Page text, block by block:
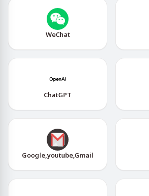
WeChat
ChatGPT
Google,youtube,Gmail